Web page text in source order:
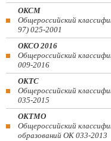
ОКСМ
Общероссийский
97) 025-2001
ОКСО 2016
Общероссийский
009-2016
ОКТС
Общероссийский
035-2015
ОКТМО
Общероссийский
образований ОК 033-2013